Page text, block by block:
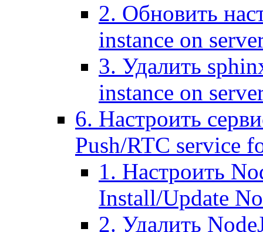
2. Обновить
instance on
3. Удалить
instance on
6. Настроить
Push/RTC service
1. Настроить
Install/Update
2. Удалить